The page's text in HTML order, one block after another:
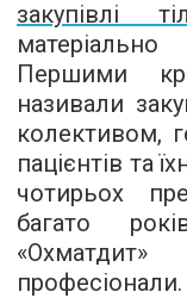
закупівлі
Першими
називали
колективом,
пацієнтів та
чотирьох
багато
професіонали.